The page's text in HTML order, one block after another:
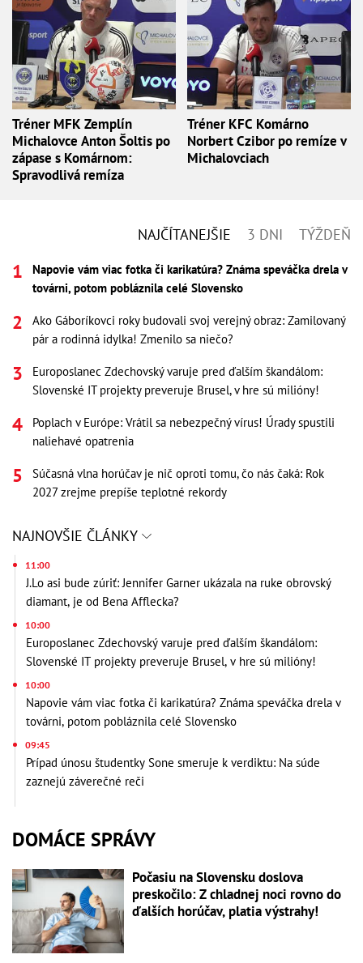
Tréner MFK Zemplín
Michalovce Anton Šoltis po
zápase s Komárnom:
Spravodlivá remíza
Tréner KFC Komárno
Norbert Czibor po remíze v
Michalovciach
NAJČÍTANEJŠIE 3 DNI TÝŽDEŇ
Napovie vám viac fotka či karikatúra? Známa speváčka drela v
továrni, potom pobláznila celé Slovensko
Ako Gáboríkovci roky budovali svoj verejný obraz: Zamilovaný
pár a rodinná idylka! Zmenilo sa niečo?
Europoslanec Zdechovský varuje pred ďalším škandálom:
Slovenské IT projekty preveruje Brusel, v hre sú milióny!
Poplach v Európe: Vrátil sa nebezpečný vírus! Úrady spustili
naliehavé opatrenia
Súčasná vlna horúčav je nič oproti tomu, čo nás čaká: Rok
2027 zrejme prepíše teplotné rekordy
NAJNOVŠIE ČLÁNKY
11:00
J.Lo asi bude zúriť: Jennifer Garner ukázala na ruke obrovský
diamant, je od Bena Afflecka?
10:00
Europoslanec Zdechovský varuje pred ďalším škandálom:
Slovenské IT projekty preveruje Brusel, v hre sú milióny!
10:00
Napovie vám viac fotka či karikatúra? Známa speváčka drela v
továrni, potom pobláznila celé Slovensko
09:45
Prípad únosu študentky Sone smeruje k verdiktu: Na súde
zaznejú záverečné reči
DOMÁCE SPRÁVY
Počasiu na Slovensku doslova
preskočilo: Z chladnej noci rovno do
ďalších horúčav, platia výstrahy!